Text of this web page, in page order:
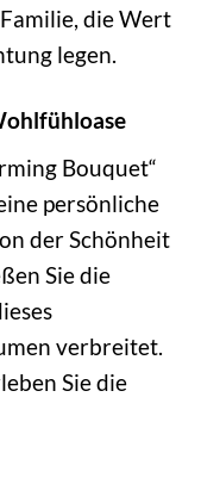
die Wert
legen.
Bouquet“
persönliche
der Schönheit
Sie die
verbreitet.
Sie die